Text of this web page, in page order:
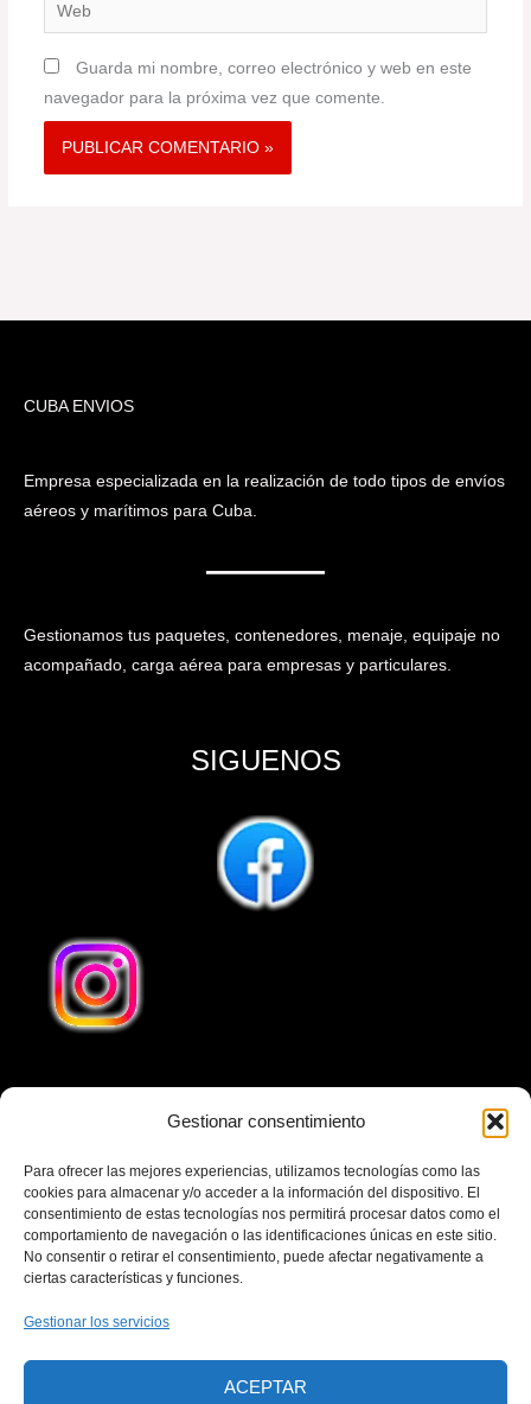
Gestionar consentimiento
Para ofrecer las mejores experiencias, utilizamos tecnologías como las
cookies para almacenar y/o acceder a la información del dispositivo. El
consentimiento de estas tecnologías nos permitirá procesar datos como el
comportamiento de navegación o las identificaciones únicas en este sitio.
No consentir o retirar el consentimiento, puede afectar negativamente a
ciertas características y funciones.
Gestionar los servicios
ACEPTAR
Guarda mi nombre, correo electrónico y web en este
navegador para la próxima vez que comente.
CUBA ENVIOS
Empresa especializada en la realización de todo tipos de envíos
aéreos y marítimos para Cuba.
Gestionamos tus paquetes, contenedores, menaje, equipaje no
acompañado, carga aérea para empresas y particulares.
SIGUENOS
Email
cubaenvio1@gmail.com
Dirección
Lunes-Viernes 10:00–13:00, 17:00–19:00 Horario